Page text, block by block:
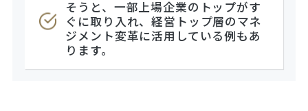
そうと、一部上場企業のトップがす
ぐに取り入れ、経営トップ層のマネ
ジメント変革に活用している例もあ
ります。